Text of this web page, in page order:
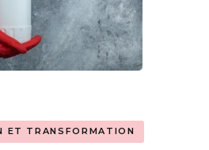
ET TRANSFORMATION